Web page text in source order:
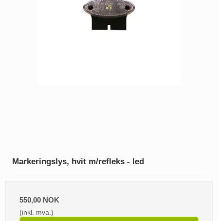
Markeringslys, hvit m/refleks - led
550,00 NOK
(inkl. mva.)